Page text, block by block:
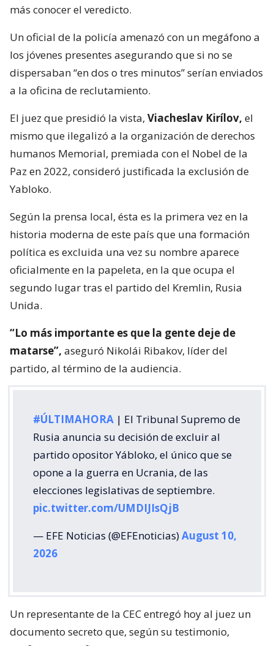
más conocer el veredicto.
Un oficial de la policía amenazó con un megáfono a
los jóvenes presentes asegurando que si no se
dispersaban “en dos o tres minutos” serían enviados
a la oficina de reclutamiento.
El juez que presidió la vista, Viacheslav Kirílov, el
mismo que ilegalizó a la organización de derechos
humanos Memorial, premiada con el Nobel de la
Paz en 2022, consideró justificada la exclusión de
Yabloko.
Según la prensa local, ésta es la primera vez en la
historia moderna de este país que una formación
política es excluida una vez su nombre aparece
oficialmente en la papeleta, en la que ocupa el
segundo lugar tras el partido del Kremlin, Rusia
Unida.
“Lo más importante es que la gente deje de
matarse”, aseguró Nikolái Ribakov, líder del
partido, al término de la audiencia.
#ÚLTIMAHORA | El Tribunal Supremo de
Rusia anuncia su decisión de excluir al
partido opositor Yábloko, el único que se
opone a la guerra en Ucrania, de las
elecciones legislativas de septiembre.
pic.twitter.com/UMDIJIsQjB
— EFE Noticias (@EFEnoticias)August 10,
2026
Un representante de la CEC entregó hoy al juez un
documento secreto que, según su testimonio,